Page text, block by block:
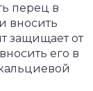
перец в
вносить
защищает от
его в